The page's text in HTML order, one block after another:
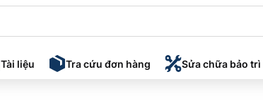
Tài liệu Tra cứu đơn hàng Sửa chữa bảo trì